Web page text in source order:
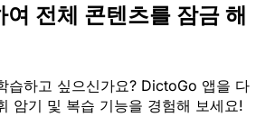
전체 콘텐츠를 잠금 해
습하고 싶으신가요? DictoGo 앱을 다
암기 및 복습 기능을 경험해 보세요!